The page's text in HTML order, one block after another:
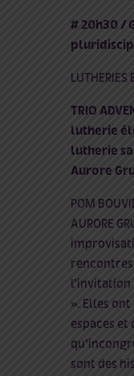
# 20h30 /
LUTHERIES
TRIO
lutherie
lutherie
Aurore
POM
AURORE
l’invitation
». Elles
espaces et
sont des